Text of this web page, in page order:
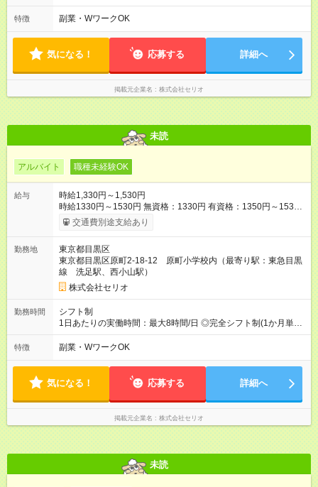
位)◎ 月～金(週2日～) 平日 13:00～19:00（実働4～6時間） 長期
休暇：8:30～18:00（実働4～8時間） ※休憩時間は法定どおり
特徴 副業・WワークOK
気になる！ 応募する 詳細へ
掲載元企業名 株式会社セリオ
未読
アルバイト 職種未経験OK
給与
時給1,330円～1,530円
時給1330円～1530円 無資格：1330円 有資格：1350円～1530
円 ※放課後児童支援員資格がある方は1380円以上です。 ※試用
期間は3ヶ月で、その間の雇用形態に変更はありません。 【試用
本採用時と同じです。
交通費別途支給あり
勤務地
東京都目黒区
東京都目黒区原町2-18-12 原町小学校内（最寄り駅：東急目黒
線 洗足駅、西小山駅）
株式会社セリオ
勤務時間
シフト制
1日あたりの実働時間：最大8時間/日 ◎完全シフト制(1か月単
位)◎ 月～金(週2日～) <平日> 13:00～19:00(実働4～5時間) <学
校長期休暇> 8:30～18:00（実働4～8時間）
特徴 副業・WワークOK
気になる！ 応募する 詳細へ
掲載元企業名 株式会社セリオ
未読